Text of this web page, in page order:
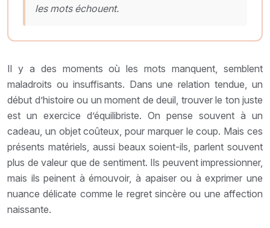
les mots échouent.
Il y a des moments où les mots manquent, semblent
maladroits ou insuffisants. Dans une relation tendue, un
début d’histoire ou un moment de deuil, trouver le ton juste
est un exercice d’équilibriste. On pense souvent à un
cadeau, un objet coûteux, pour marquer le coup. Mais ces
présents matériels, aussi beaux soient-ils, parlent souvent
plus de valeur que de sentiment. Ils peuvent impressionner,
mais ils peinent à émouvoir, à apaiser ou à exprimer une
nuance délicate comme le regret sincère ou une affection
naissante.